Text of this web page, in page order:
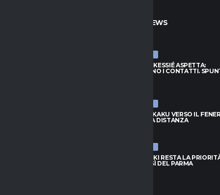
ULTIME NEWS
ULTIME NEWS
JUVENTUS, KESSIÉ ASPETTA:
CONTINUANO I CONTATTI.
ULTIME NEWS
NAPOLI, LUKAKU VERSO IL
C’È ANCORA DISTANZA
ULTIME NEWS
JUVE, SUZUKI RESTA LA
NON HA IL SÌ DEL PARMA